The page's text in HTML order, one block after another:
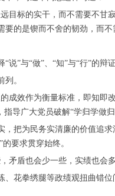
标的实干，而不需要不甘
的是锲而不舍的韧劲，而不
”与“做”、“知”与“行”的辩
。
效作为衡量标准，即知即
导广大党员破解“学归学做
把为民务实清廉的价值追
要求贯穿始终。
盾也会少一些，实绩也会
拳绣腿等政绩观扭曲错位